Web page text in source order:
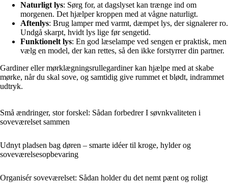
Naturligt lys: Sørg for, at dagslyset kan trænge ind om
morgenen. Det hjælper kroppen med at vågne naturligt.
Aftenlys: Brug lamper med varmt, dæmpet lys, der signalerer ro.
Undgå skarpt, hvidt lys lige før sengetid.
Funktionelt lys: En god læselampe ved sengen er praktisk, men
vælg en model, der kan rettes, så den ikke forstyrrer din partner.
Gardiner eller mørklægningsrullegardiner kan hjælpe med at skabe
mørke, når du skal sove, og samtidig give rummet et blødt, indrammet
udtryk.
Små ændringer, stor forskel: Sådan forbedrer I søvnkvaliteten i
soveværelset sammen
Udnyt pladsen bag døren – smarte idéer til kroge, hylder og
soveværelsesopbevaring
Organisér soveværelset: Sådan holder du det nemt pænt og roligt